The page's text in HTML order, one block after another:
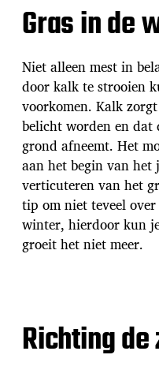
Gras in de
Niet alleen mest in
door kalk te strooien
voorkomen. Kalk
belicht worden en dat
grond afneemt. Het
aan het begin van
verticuteren van het
tip om niet teveel
winter, hierdoor kun
groeit het niet meer.
Richting